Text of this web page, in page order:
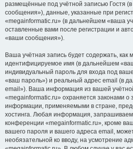
размещённые под учётной записью Гостя
сообщения»), данные, указанные при
«megainformatic.ru» (в дальнейшем «ваша
оставленные вами после регистрации и
«ваши сообщения»).
Ваша учётная запись будет содержать, как
идентифицируемое имя (в дальнейшем
индивидуальный пароль для входа под
«ваш пароль») и реальный адрес email (в
email»). Ваша информация из вашей
«megainformatic.ru» охраняется законами о
информации, применяемыми в стране,
хостинга. Любая информация,
конференции «megainformatic.ru», кроме
вашего пароля и вашего адреса email,
необязательной ко вводу, на усмотрение